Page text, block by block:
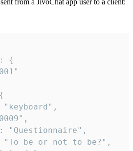
from a JivoChat app user to a client: